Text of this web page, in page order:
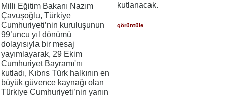
Milli Eğitim Bakanı Nazım
Çavuşoğlu, Türkiye
Cumhuriyeti’nin kuruluşunun
99’uncu yıl dönümü
dolayısıyla bir mesaj
yayımlayarak, 29 Ekim
Cumhuriyet Bayramı'nı
kutladı, Kıbrıs Türk halkının en
büyük güvence kaynağı olan
Türkiye Cumhuriyeti’nin yanın
kutlanacak.
görüntüle